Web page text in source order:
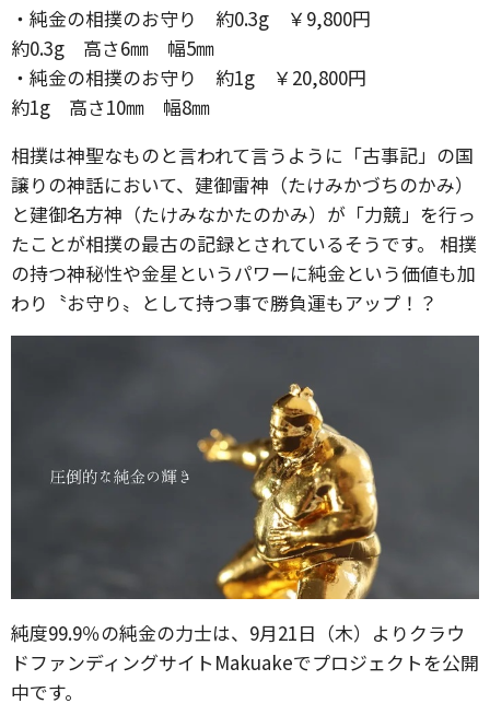
・純金の相撲のお守り 約0.3g ￥9,800円
約0.3g 高さ6㎜ 幅5㎜
・純金の相撲のお守り 約1g ￥20,800円
約1g 高さ10㎜ 幅8㎜
相撲は神聖なものと言われて言うように「古事記」の国
譲りの神話において、建御雷神（たけみかづちのかみ）
と建御名方神（たけみなかたのかみ）が「力競」を行っ
たことが相撲の最古の記録とされているそうです。 相撲
の持つ神秘性や金星というパワーに純金という価値も加
わり〝お守り〟として持つ事で勝負運もアップ！？
純度99.9％の純金の力士は、9月21日（木）よりクラウ
ドファンディングサイトMakuakeでプロジェクトを公開
中です。